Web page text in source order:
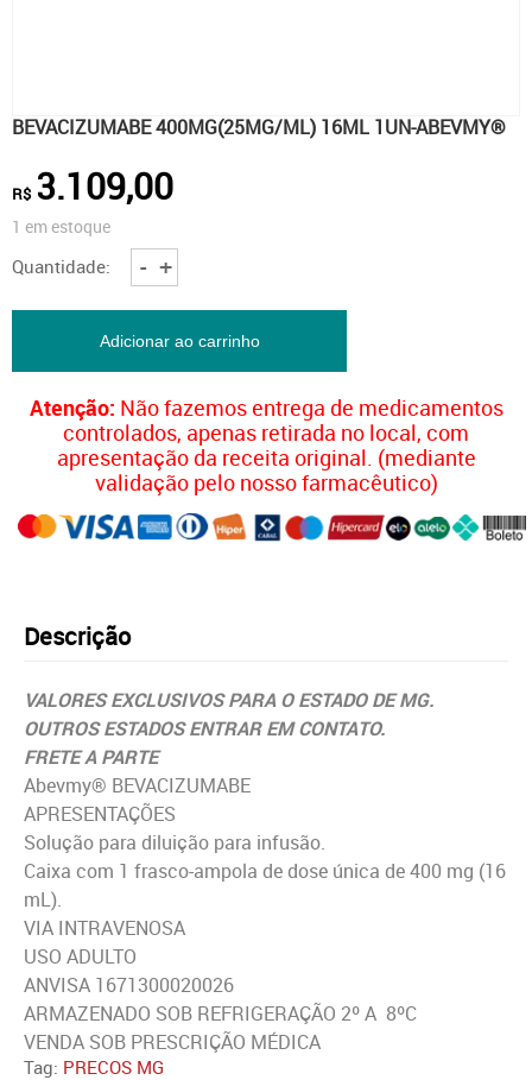
BEVACIZUMABE 400MG(25MG/ML) 16ML 1UN-ABEVMY®
R$ 3.109,00
1 em estoque
BEVACIZUMABE
400MG(25MG/ML)
Quantidade: - +
Adicionar ao carrinho
Atenção: Não fazemos entrega de medicamentos
controlados, apenas retirada no local, com
apresentação da receita original. (mediante
validação pelo nosso farmacêutico)
Descrição
VALORES EXCLUSIVOS PARA O ESTADO DE MG.
OUTROS ESTADOS ENTRAR EM CONTATO.
FRETE A PARTE
Abevmy® BEVACIZUMABE
APRESENTAÇÕES
Solução para diluição para infusão.
Caixa com 1 frasco-ampola de dose única de 400 mg (16
mL).
VIA INTRAVENOSA
USO ADULTO
ANVISA 1671300020026
ARMAZENADO SOB REFRIGERAÇÃO 2º A 8ºC
VENDA SOB PRESCRIÇÃO MÉDICA
Tag: PRECOS MG